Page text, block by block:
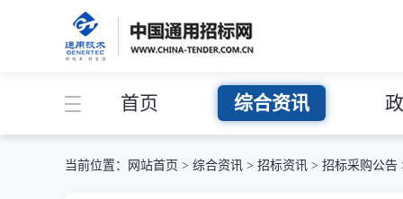
首页 综合资讯
当前位置： 网站首页 > 综合资讯 > 招标资讯 > 招标采购公告